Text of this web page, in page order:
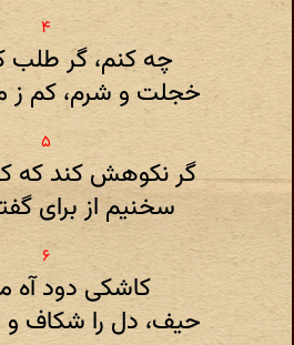
چه کنم، گر طلب
خجلت و شرم، کم ز
گر نکوهش کند که
سخنیم از برای
کاشکی دود آه
حیف، دل را شکاف